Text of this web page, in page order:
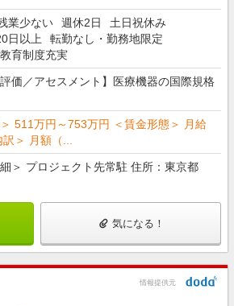
業少ない 週休2日
土日祝休み
日以上
転勤なし・勤務地限定
育制度充実
評価／アセスメント】医療機器の国際規格
511万円～753万円 ＜賃金形態＞ 月給
＞ 月額（...
＞ プロジェクト先常駐 住所：東京都
気になる！
情報提供元